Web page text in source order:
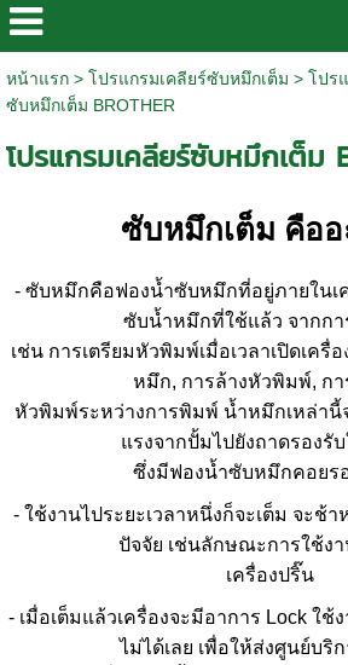
หน้าแรก> โปรแกรมเคลียร์ซับหมึกเต็ม > โปร
ซับหมึกเต็ม BROTHER
โปรแกรมเคลียร์ซับหมึกเต็ม
ซับหมึกเต็ม คืออ
- ซับหมึกคือฟองน้ำซับหมึกที่อยู่ภายในเ
ซับน้ำหมึกที่ใช้แล้ว จากกา
เช่น การเตรียมหัวพิมพ์เมื่อเวลาเปิดเครื่
หมึก, การล้างหัวพิมพ์, กา
หัวพิมพ์ระหว่างการพิมพ์ น้ำหมึกเหล่านี้
แรงจากปั้มไปยังถาดรองรับ
ซึ่งมีฟองน้ำซับหมึกคอยร
- ใช้งานไประยะเวลาหนึ่งก็จะเต็ม จะช้
ปัจจัย เช่นลักษณะการใช้ง
เครื่องปริ๊น
- เมื่อเต็มแล้วเครื่องจะมีอาการ Lock ใช้
ไม่ได้เลย เพื่อให้ส่งศูนย์บริ